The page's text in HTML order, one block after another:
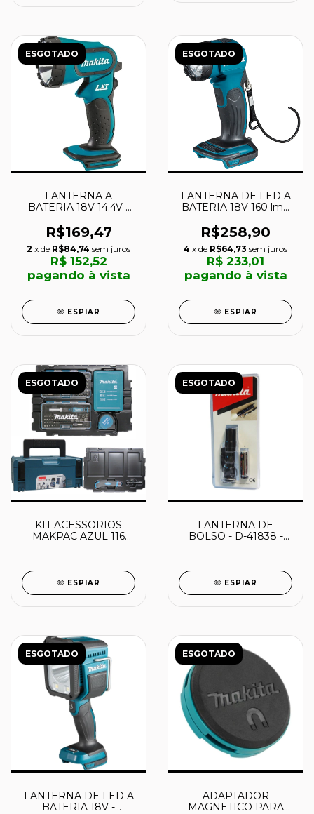
ESGOTADO
LANTERNA A
BATERIA 18V 14.4V -
R$169,47
2 x de R$84,74 sem juros
R$ 152,52
pagando à vista
ESPIAR
ESGOTADO
LANTERNA DE LED A
BATERIA 18V 160 lm -
R$258,90
4 x de R$64,73 sem juros
R$ 233,01
pagando à vista
ESPIAR
ESGOTADO
KIT ACESSORIOS
MAKPAC AZUL 116
ESPIAR
ESGOTADO
LANTERNA DE
BOLSO - D-41838 -
ESPIAR
ESGOTADO
LANTERNA DE LED A
BATERIA 18V -
ESGOTADO
ADAPTADOR
MAGNETICO PARA